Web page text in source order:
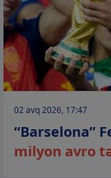
02 avq 2026, 17:47
“Barselona”
milyon avro